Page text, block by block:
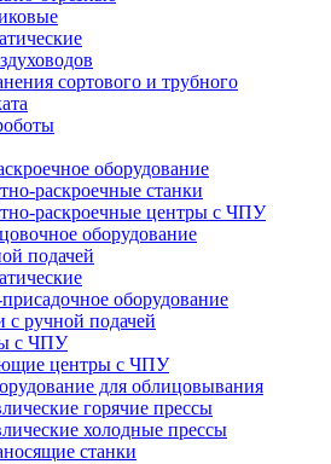
сортового и трубного
оборудование
раскроечные станки
раскроечные центры с ЧПУ
оборудование
подачей
оборудование
с ручной подачей
с ЧПУ
центры с ЧПУ
для облицовывания
горячие прессы
холодные прессы
станки